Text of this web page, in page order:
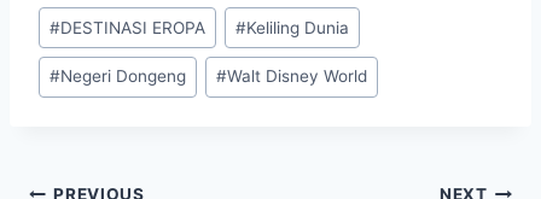
Post
Tags:
#DESTINASI EROPA #Keliling Dunia
#Negeri Dongeng #Walt Disney World
PREVIOUS NEXT